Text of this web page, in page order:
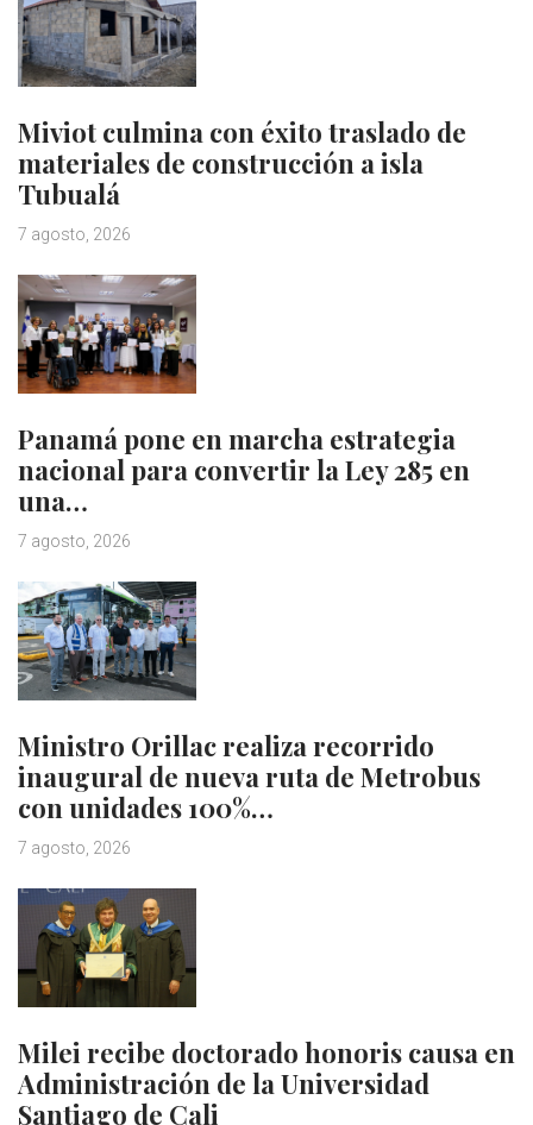
Miviot culmina con éxito traslado de
materiales de construcción a isla
Tubualá
7 agosto, 2026
Panamá pone en marcha estrategia
nacional para convertir la Ley 285 en
una…
7 agosto, 2026
Ministro Orillac realiza recorrido
inaugural de nueva ruta de Metrobus
con unidades 100%…
7 agosto, 2026
Milei recibe doctorado honoris causa en
Administración de la Universidad
Santiago de Cali